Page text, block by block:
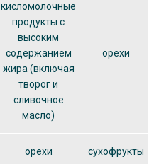
кисломолочные
продукты с
высоким
содержанием
жира (включая
творог и
сливочное
масло)
орехи
орехи сухофрукты